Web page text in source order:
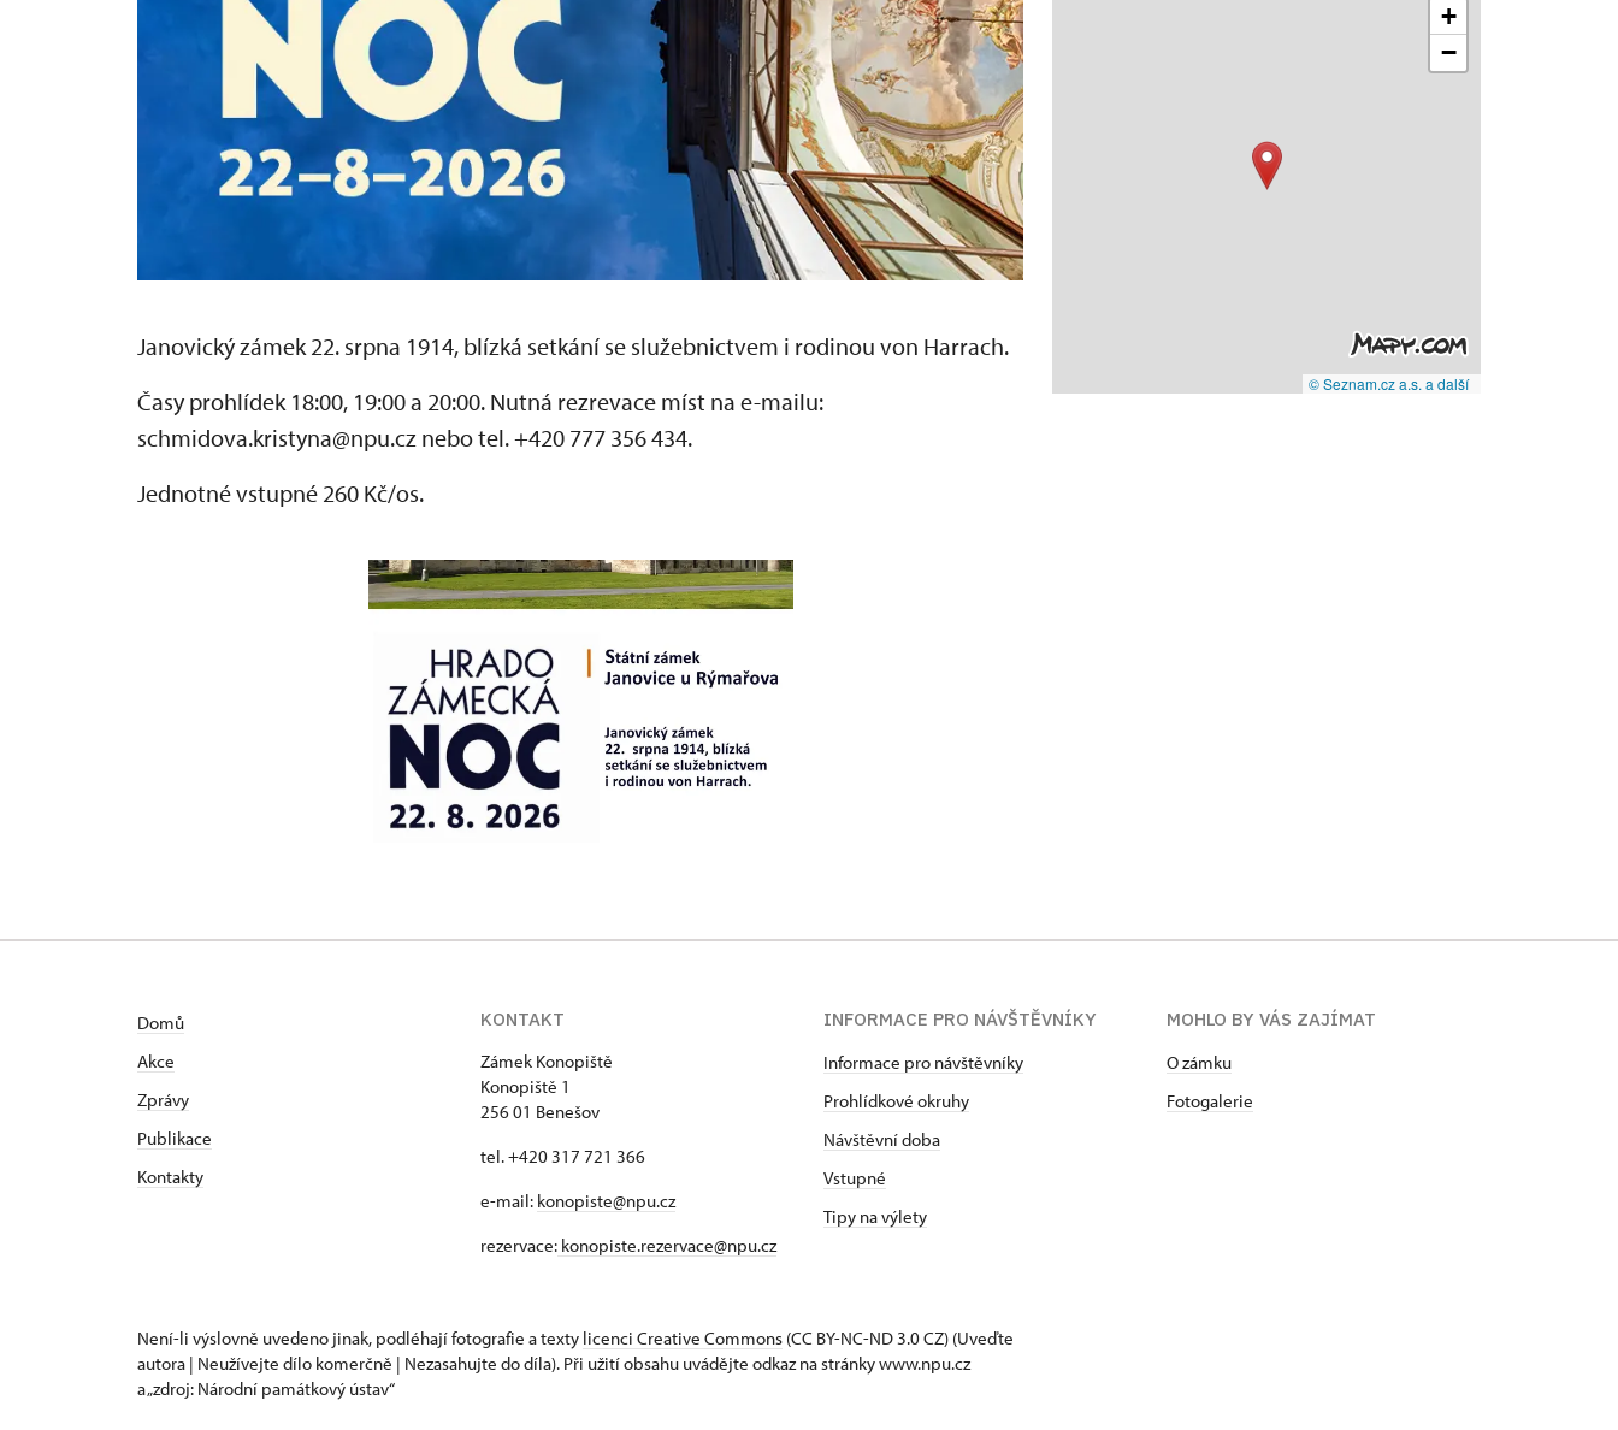
Janovický zámek 22. srpna 1914, blízká setkání se služebnictvem i rodinou von Harrach.
Časy prohlídek 18:00, 19:00 a 20:00. Nutná rezrevace míst na e-mailu:
schmidova.kristyna@npu.cz nebo tel. +420 777 356 434.
Jednotné vstupné 260 Kč/os.
+
−
© Seznam.cz a.s. a další
Domů
Akce
Zprávy
Publikace
Kontakty
KONTAKT
Zámek Konopiště
Konopiště 1
256 01 Benešov
tel. +420 317 721 366
e-mail: konopiste@npu.cz
rezervace: konopiste.rezervace@npu.cz
INFORMACE PRO NÁVŠTĚVNÍKY
Informace pro návštěvníky
Prohlídkové okruhy
Návštěvní doba
Vstupné
Tipy na výlety
MOHLO BY VÁS ZAJÍMAT
O zámku
Fotogalerie
Není-li výslovně uvedeno jinak, podléhají fotografie a texty licenci Creative Commons (CC BY-NC-ND 3.0 CZ) (Uveďte
autora | Neužívejte dílo komerčně | Nezasahujte do díla). Při užití obsahu uvádějte odkaz na stránky www.npu.cz
a „zdroj: Národní památkový ústav“